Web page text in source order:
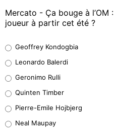
Mercato - Ça bouge à l’OM
joueur à partir cet été ?
38%
32%
5%
Geoffrey Kondogbia
Leonardo Balerdi
Geronimo Rulli
Quinten Timber
Pierre-Emile Hojbjerg
Neal Maupay